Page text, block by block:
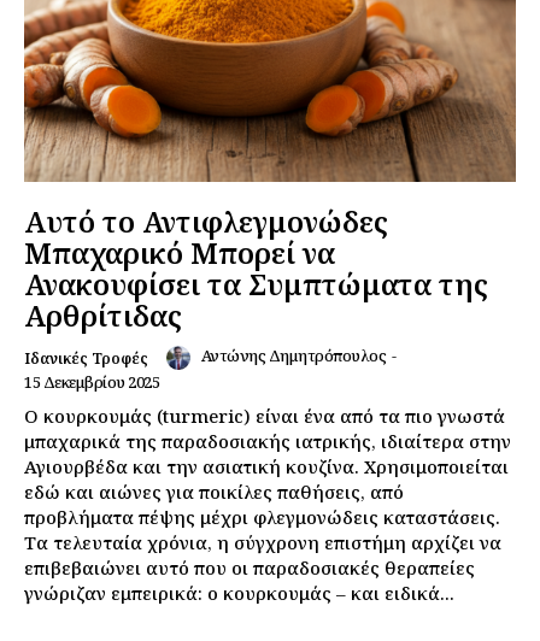
Αυτό το Αντιφλεγμονώδες
Μπαχαρικό Μπορεί να
Ανακουφίσει τα Συμπτώματα της
Αρθρίτιδας
Ιδανικές Τροφές Αντώνης Δημητρόπουλος -
15 Δεκεμβρίου 2025
Ο κουρκουμάς (turmeric) είναι ένα από τα πιο γνωστά
μπαχαρικά της παραδοσιακής ιατρικής, ιδιαίτερα στην
Αγιουρβέδα και την ασιατική κουζίνα. Χρησιμοποιείται
εδώ και αιώνες για ποικίλες παθήσεις, από
προβλήματα πέψης μέχρι φλεγμονώδεις καταστάσεις.
Τα τελευταία χρόνια, η σύγχρονη επιστήμη αρχίζει να
επιβεβαιώνει αυτό που οι παραδοσιακές θεραπείες
γνώριζαν εμπειρικά: ο κουρκουμάς – και ειδικά...